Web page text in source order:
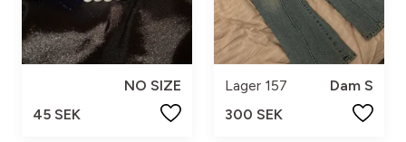
NO SIZE
45 SEK
Lager 157
Dam S
300 SEK